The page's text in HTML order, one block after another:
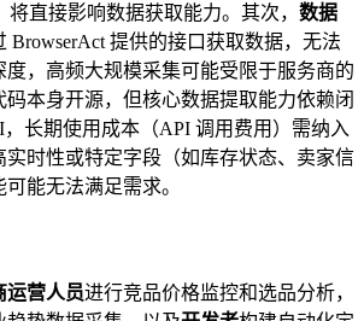
直接影响数据获取能力。其次， 数据
BrowserAct 提供的接口获取数据，无法
度，高频大规模采集可能受限于服务商的
本身开源，但核心数据提取能力依赖闭
，长期使用成本（API 调用费用）需纳入
实时性或特定字段（如库存状态、卖家信
能无法满足需求。
运营人员进行竞品价格监控和选品分析，